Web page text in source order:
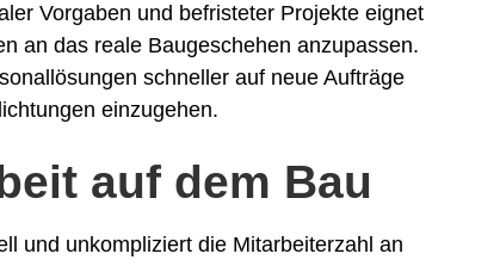
Vorgaben und befristeter Projekte eignet
an das reale Baugeschehen anzupassen.
schneller auf neue Aufträge
einzugehen.
auf dem Bau
und unkompliziert die Mitarbeiterzahl an